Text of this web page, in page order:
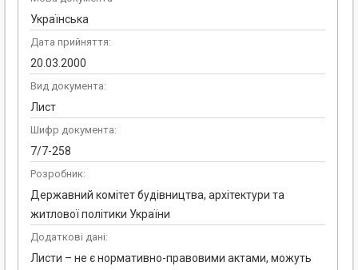
Українська
Дата прийняття:
20.03.2000
Вид документа:
Лист
Шифр документа:
7/7-258
Розробник:
Державний комітет будівництва, архітектури та
житлової політики України
Додаткові дані:
Листи – не є нормативно-правовими актами, можуть